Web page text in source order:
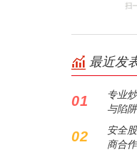
最近发
01
专业
与陷阱
02
安全
商合